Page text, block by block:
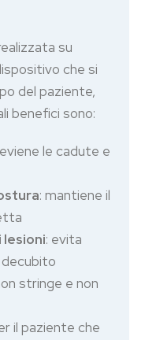
su
che si
del paziente,
benefici sono:
le cadute e
: mantiene il
lesioni: evita
decubito
stringe e non
il paziente che